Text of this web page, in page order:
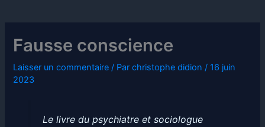
Fausse conscience
Laisser un commentaire / Parchristophe didion / 16 juin
2023
Le livre du psychiatre et sociologue